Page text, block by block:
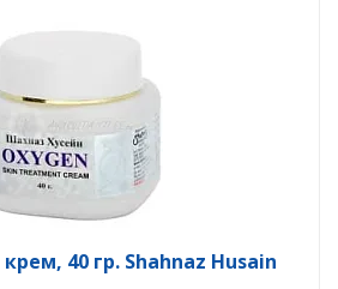
40 гр. Shahnaz Husain